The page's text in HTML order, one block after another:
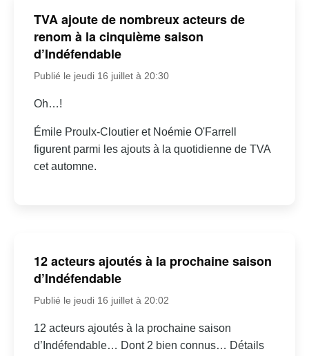
TVA ajoute de nombreux acteurs de
renom à la cinquième saison
d’Indéfendable
Publié le jeudi 16 juillet à 20:30
Oh…!
Émile Proulx-Cloutier et Noémie O'Farrell
figurent parmi les ajouts à la quotidienne de TVA
cet automne.
12 acteurs ajoutés à la prochaine saison
d’Indéfendable
Publié le jeudi 16 juillet à 20:02
12 acteurs ajoutés à la prochaine saison
d’Indéfendable… Dont 2 bien connus… Détails